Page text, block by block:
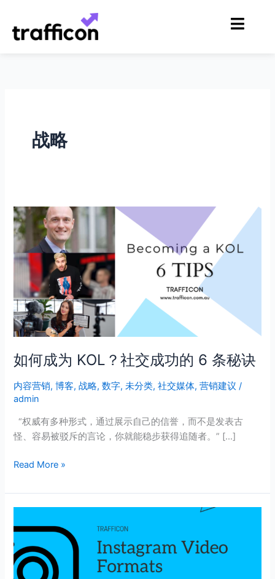
战略
如何成为 KOL？社交成功的 6 条秘诀
内容营销,博客,战略,数字,未分类,社交媒体,营销建议 /
admin
“权威有多种形式，通过展示自己的信誉，而不是发表古
怪、容易被驳斥的言论，你就能稳步获得追随者。” […]
如
何
成
为
KOL？
社
交
成
功
6
秘
诀
Read More »
视
频
格
式：